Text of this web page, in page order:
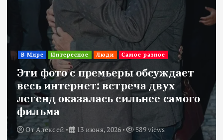
В Мире Интересное Люди Самое разное
Эти фото с премьеры обсуждает
весь интернет: встреча двух
легенд оказалась сильнее самого
фильма
ОтАлексей 13 июня, 2026 589 views